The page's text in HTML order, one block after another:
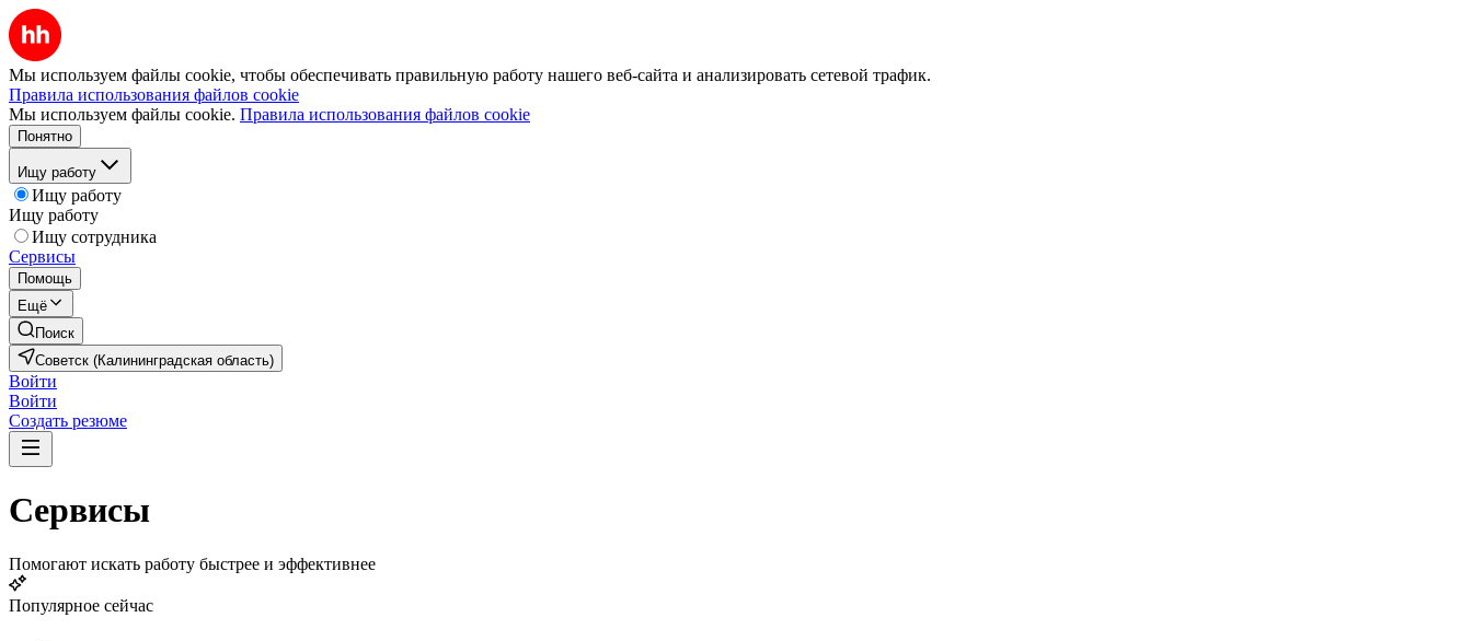
Мы используем файлы cookie, чтобы обеспечивать правильную работу нашего веб-сайта и анализировать сетевой трафик.
Правила использования файлов cookie
Мы используем файлы cookie. Правила использования файлов cookie
Понятно
Ищу работу
Ищу работу
Ищу работу
Ищу сотрудника
Сервисы
Помощь
Ещё
Поиск
Советск (Калининградская область)
Войти
Войти
Создать резюме
Сервисы
Помогают искать работу быстрее и эффективнее
Популярное сейчас